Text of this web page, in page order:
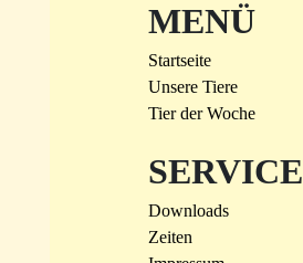
MENÜ
Startseite
Unsere Tiere
Tier der Woche
SERVICE
Downloads
Zeiten